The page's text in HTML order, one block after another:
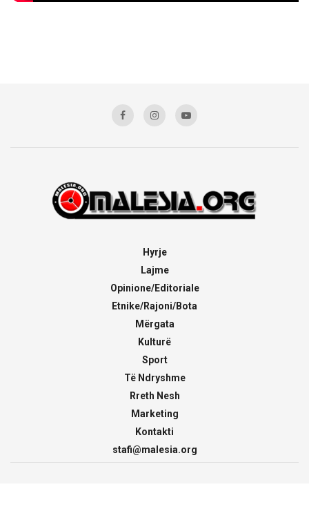
Hyrje
Lajme
Opinione/Editoriale
Etnike/Rajoni/Bota
Mërgata
Kulturë
Sport
Të Ndryshme
Rreth Nesh
Marketing
Kontakti
stafi@malesia.org